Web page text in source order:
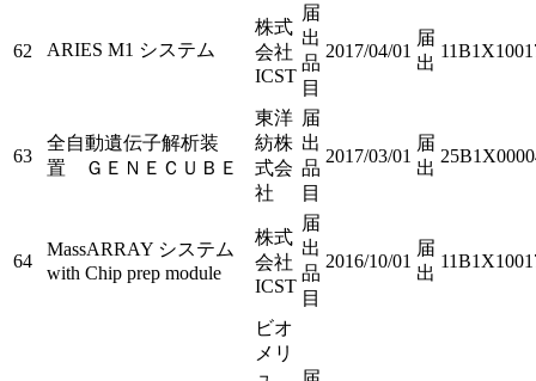
62 ARIES M1 システム
株式
会社
ICST
届
出
品
目
2017/04/01
届
出
63
全自動遺伝子解析装
置 ＧＥＮＥＣＵＢＥ
東洋
紡株
式会
社
届
出
品
目
2017/03/01
届
出
64
MassARRAY システム
with Chip prep module
株式
会社
ICST
届
出
品
目
2016/10/01
届
出
ビオ
メリ